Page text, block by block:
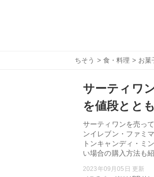
ちそう > 食・料理 > お菓
サーティワ
を値段とと
サーティワンを売っ
ンイレブン・ファミ
トンキャンディ・ミ
い場合の購入方法も
2023年09月05日 更新